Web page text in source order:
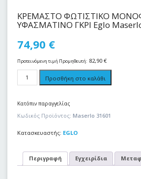
ΚΡΕΜΑΣΤΟ ΦΩΤΙΣΤΙΚΟ
ΥΦΑΣΜΑΤΙΝΟ ΓΚΡΙ Eglo
74,90 €
Προτεινόμενη τιμή Προμηθευτή: 82,90 €
Προσθήκη στο καλάθι
Κατόπιν παραγγελίας
Κωδικός Προϊόντος: Maserlo 31601
Κατασκευαστής: EGLO
Περιγραφή Εγχειρίδια